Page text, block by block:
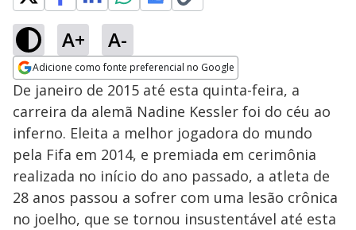
A+ A-
Adicione como fonte preferencial no Google
Opens in new window
De janeiro de 2015 até esta quinta-feira, a
carreira da alemã Nadine Kessler foi do céu ao
inferno. Eleita a melhor jogadora do mundo
pela Fifa em 2014, e premiada em cerimônia
realizada no início do ano passado, a atleta de
28 anos passou a sofrer com uma lesão crônica
no joelho, que se tornou insustentável até esta